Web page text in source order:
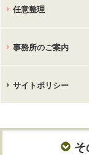
任意整理
事務所のご案内
サイトポリシー
そ